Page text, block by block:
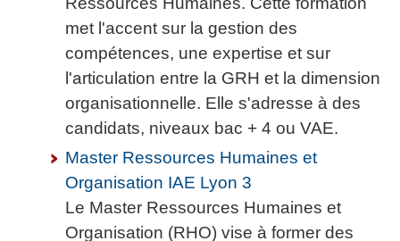
met l'accent sur la gestion des
compétences, une expertise et sur
l'articulation entre la GRH et la dimension
organisationnelle. Elle s'adresse à des
candidats, niveaux bac + 4 ou VAE.
Master Ressources Humaines et
Organisation IAE Lyon 3
Le Master Ressources Humaines et
Organisation (RHO) vise à former des